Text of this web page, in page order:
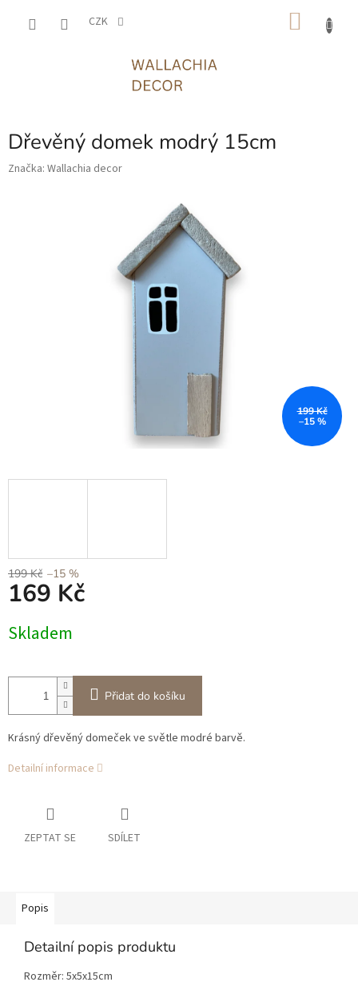
CZK
Dřevěný domek modrý 15cm
Značka: Wallachia decor
199 Kč
–15 %
199 Kč –15 %
169 Kč
cena:
Skladem
Přidat do košíku
Krásný dřevěný domeček ve světle modré barvě.
Detailní informace
ZEPTAT SE SDÍLET
Popis
Detailní popis produktu
Rozměr: 5x5x15cm